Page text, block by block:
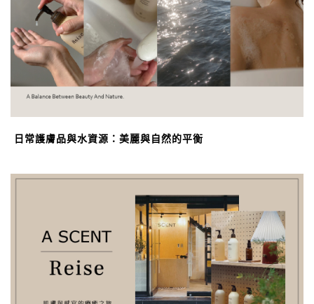
日常護膚品與水資源：美麗與自然的平衡